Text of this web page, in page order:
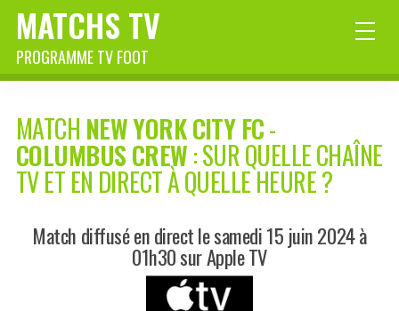
MATCHS TV
PROGRAMME TV FOOT
MATCH NEW YORK CITY FC-
COLUMBUS CREW: SUR QUELLE CHAÎNE
TV ET EN DIRECT À QUELLE HEURE ?
Match diffusé en direct le samedi 15 juin 2024 à
01h30 sur Apple TV